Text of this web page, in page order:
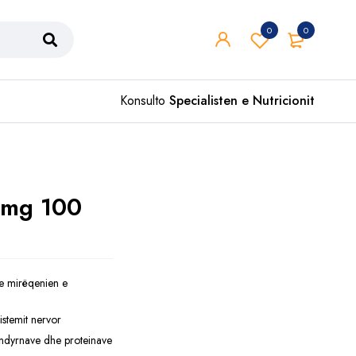
0
0
Konsulto Specialisten e Nutricionit
100
mirëqenien e
nervor
dhe proteinave